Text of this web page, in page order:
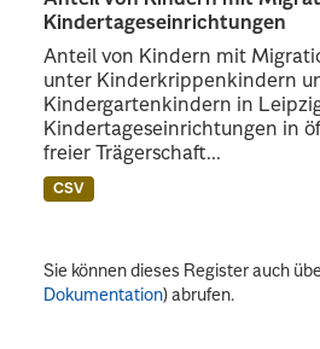
Kindertageseinrichtungen
Anteil von Kindern mit
unter Kinderkrippenkindern
Kindergartenkindern in
Kindertageseinrichtungen in
freier Trägerschaft...
CSV
Sie können dieses Register auch
Dokumentation) abrufen.